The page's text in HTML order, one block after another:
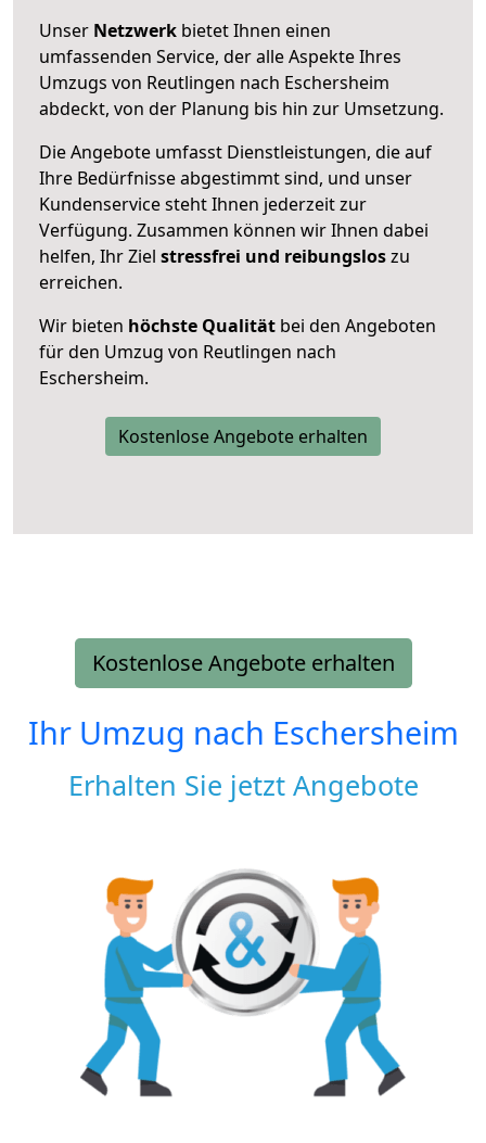
Unser Netzwerk bietet Ihnen einen
umfassenden Service, der alle Aspekte Ihres
Umzugs von Reutlingen nach Eschersheim
abdeckt, von der Planung bis hin zur Umsetzung.
Die Angebote umfasst Dienstleistungen, die auf
Ihre Bedürfnisse abgestimmt sind, und unser
Kundenservice steht Ihnen jederzeit zur
Verfügung. Zusammen können wir Ihnen dabei
helfen, Ihr Ziel stressfrei und reibungsloszu
erreichen.
Wir bieten höchste Qualität bei den Angeboten
für den Umzug von Reutlingen nach
Eschersheim.
Kostenlose Angebote erhalten
Kostenlose Angebote erhalten
Ihr Umzug nach Eschersheim
Erhalten Sie jetzt Angebote